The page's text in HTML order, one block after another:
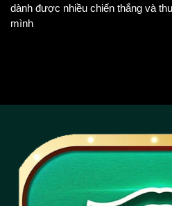
dành được nhiều chiến thắng và
mình